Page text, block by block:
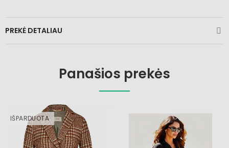
PREKĖ DETALIAU
Panašios prekės
IŠPARDUOTA